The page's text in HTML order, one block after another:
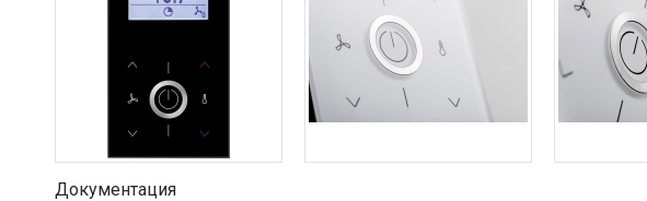
Документация